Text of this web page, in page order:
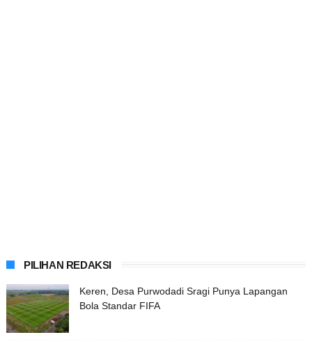
PILIHAN REDAKSI
Keren, Desa Purwodadi Sragi Punya Lapangan
Bola Standar FIFA